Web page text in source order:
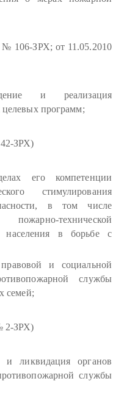
№ 106-ЗРХ; от 11.05.2010
и реализация
целевых программ;
ЗРХ)
его компетенции
стимулирования
в том числе
технической
населения в борьбе с
и социальной
службы
семей;
2-ЗРХ)
и ликвидация органов
службы